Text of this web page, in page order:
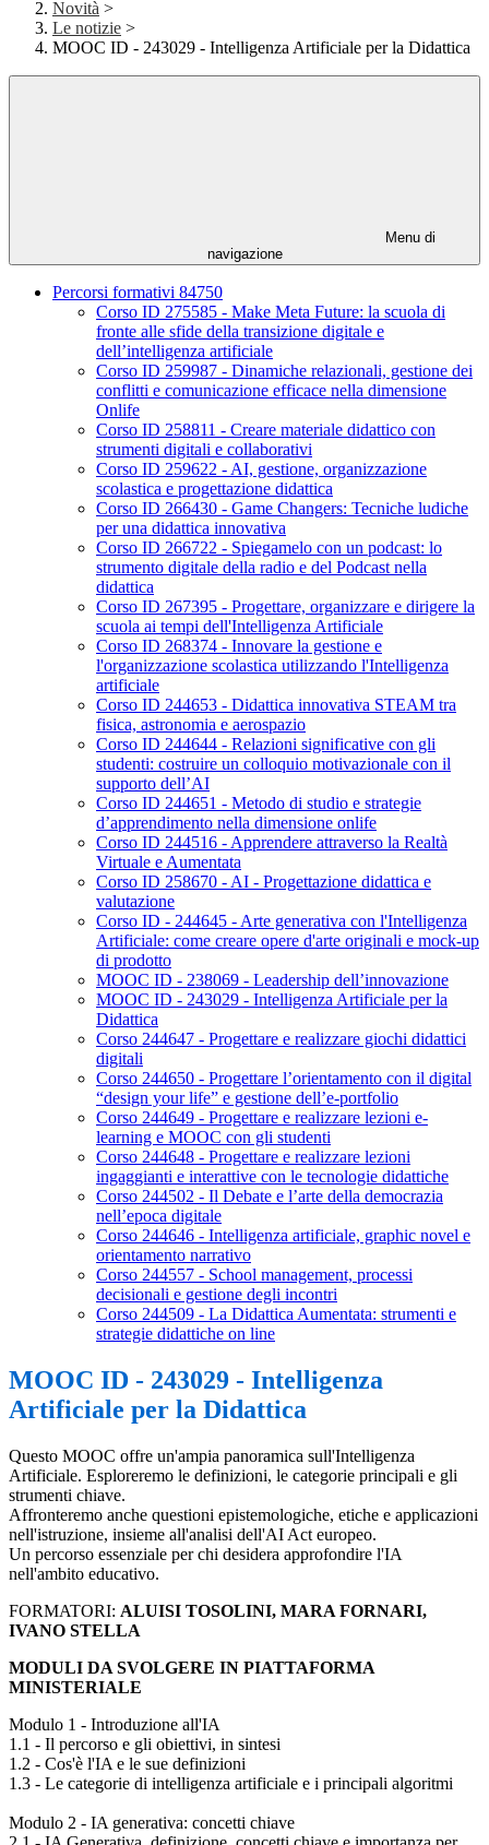
Novità >
Le notizie >
MOOC ID - 243029 - Intelligenza Artificiale per la Didattica
Menu di
navigazione
Percorsi formativi 84750
Corso ID 275585 - Make Meta Future: la scuola di
fronte alle sfide della transizione digitale e
dell’intelligenza artificiale
Corso ID 259987 - Dinamiche relazionali, gestione dei
conflitti e comunicazione efficace nella dimensione
Onlife
Corso ID 258811 - Creare materiale didattico con
strumenti digitali e collaborativi
Corso ID 259622 - AI, gestione, organizzazione
scolastica e progettazione didattica
Corso ID 266430 - Game Changers: Tecniche ludiche
per una didattica innovativa
Corso ID 266722 - Spiegamelo con un podcast: lo
strumento digitale della radio e del Podcast nella
didattica
Corso ID 267395 - Progettare, organizzare e dirigere la
scuola ai tempi dell'Intelligenza Artificiale
Corso ID 268374 - Innovare la gestione e
l'organizzazione scolastica utilizzando l'Intelligenza
artificiale
Corso ID 244653 - Didattica innovativa STEAM tra
fisica, astronomia e aerospazio
Corso ID 244644 - Relazioni significative con gli
studenti: costruire un colloquio motivazionale con il
supporto dell’AI
Corso ID 244651 - Metodo di studio e strategie
d’apprendimento nella dimensione onlife
Corso ID 244516 - Apprendere attraverso la Realtà
Virtuale e Aumentata
Corso ID 258670 - AI - Progettazione didattica e
valutazione
Corso ID - 244645 - Arte generativa con l'Intelligenza
Artificiale: come creare opere d'arte originali e mock-up
di prodotto
MOOC ID - 238069 - Leadership dell’innovazione
MOOC ID - 243029 - Intelligenza Artificiale per la
Didattica
Corso 244647 - Progettare e realizzare giochi didattici
digitali
Corso 244650 - Progettare l’orientamento con il digital
“design your life” e gestione dell’e-portfolio
Corso 244649 - Progettare e realizzare lezioni e-
learning e MOOC con gli studenti
Corso 244648 - Progettare e realizzare lezioni
ingaggianti e interattive con le tecnologie didattiche
Corso 244502 - Il Debate e l’arte della democrazia
nell’epoca digitale
Corso 244646 - Intelligenza artificiale, graphic novel e
orientamento narrativo
Corso 244557 - School management, processi
decisionali e gestione degli incontri
Corso 244509 - La Didattica Aumentata: strumenti e
strategie didattiche on line
MOOC ID - 243029 - Intelligenza
Artificiale per la Didattica
Questo MOOC offre un'ampia panoramica sull'Intelligenza
Artificiale. Esploreremo le definizioni, le categorie principali e gli
strumenti chiave.
Affronteremo anche questioni epistemologiche, etiche e applicazioni
nell'istruzione, insieme all'analisi dell'AI Act europeo.
Un percorso essenziale per chi desidera approfondire l'IA
nell'ambito educativo.
FORMATORI: ALUISI TOSOLINI, MARA FORNARI,
IVANO STELLA
MODULI DA SVOLGERE IN PIATTAFORMA
MINISTERIALE
Modulo 1 - Introduzione all'IA
1.1 - Il percorso e gli obiettivi, in sintesi
1.2 - Cos'è l'IA e le sue definizioni
1.3 - Le categorie di intelligenza artificiale e i principali algoritmi
Modulo 2 - IA generativa: concetti chiave